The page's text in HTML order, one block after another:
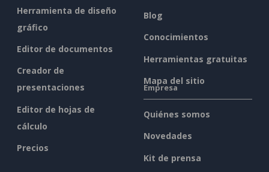
Herramienta de diseño
gráfico
Editor de documentos
Creador de
presentaciones
Editor de hojas de
cálculo
Precios
Blog
Conocimientos
Herramientas gratuitas
Mapa del sitio
Empresa
Quiénes somos
Novedades
Kit de prensa